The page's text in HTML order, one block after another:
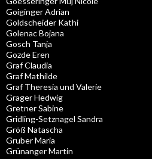
Goiginger Adrian
Goldscheider Kathi
Golenac Bojana
Gosch Tanja
Gozde Eren
Graf Claudia
Graf Mathilde
Graf Theresia und Valerie
Grager Hedwig
Gretner Sabine
Gridling-Setznagel Sandra
Größ Natascha
Gruber Maria
Grünanger Martin